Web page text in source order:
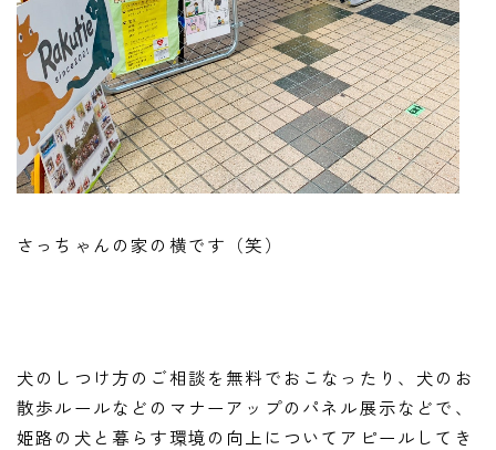
さっちゃんの家の横です（笑）
犬のしつけ方のご相談を無料でおこなったり、犬のお
散歩ルールなどのマナーアップのパネル展示などで、
姫路の犬と暮らす環境の向上についてアピールしてき